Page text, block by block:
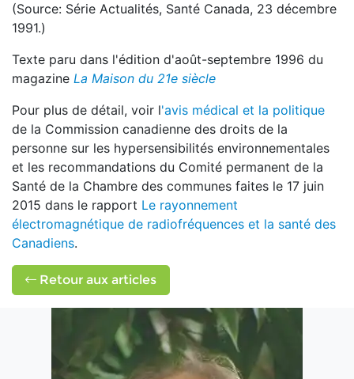
(Source: Série Actualités, Santé Canada, 23 décembre
1991.)
Texte paru dans l'édition d'août-septembre 1996 du
magazine La Maison du 21e siècle
Pour plus de détail, voir l'avis médical et la politique
de la Commission canadienne des droits de la
personne sur les hypersensibilités environnementales
et les recommandations du Comité permanent de la
Santé de la Chambre des communes faites le 17 juin
2015 dans le rapport Le rayonnement
électromagnétique de radiofréquences et la santé des
Canadiens.
Retour aux articles